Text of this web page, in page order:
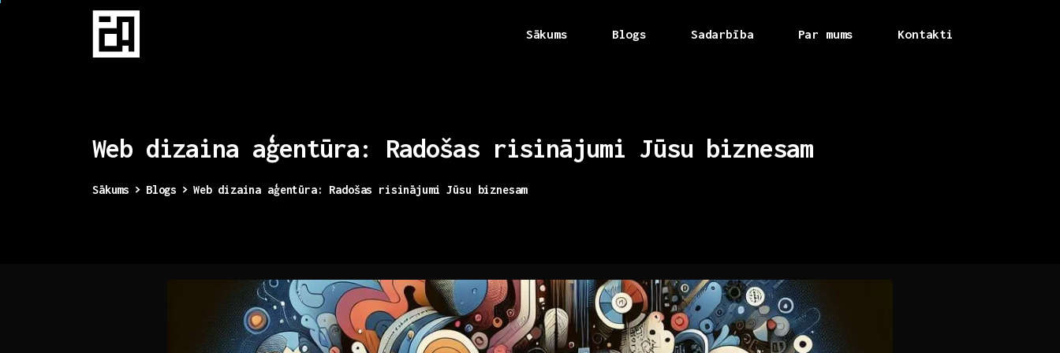
Sākums Blogs Sadarbība Par mums Kontakti
Web dizaina aģentūra: Radošas risinājumi Jūsu biznesam
Sākums Blogs Web dizaina aģentūra: Radošas risinājumi Jūsu biznesam